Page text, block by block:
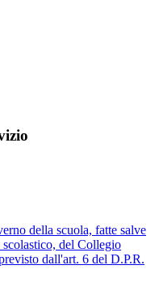
della scuola, fatte salve
del Collegio
dall'art. 6 del D.P.R.